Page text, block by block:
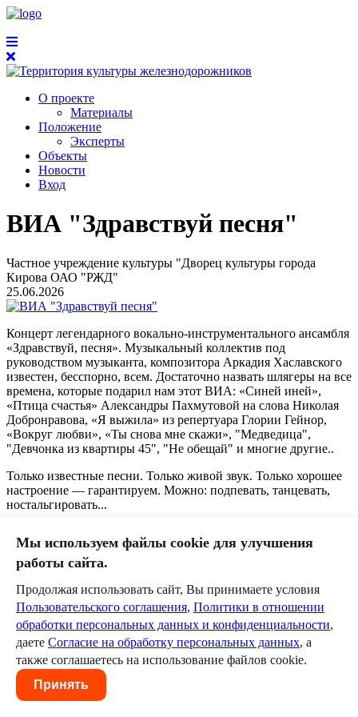
О проекте
Материалы
Положение
Эксперты
Объекты
Новости
Вход
ВИА "Здравствуй песня"
Частное учреждение культуры "Дворец культуры города
Кирова ОАО "РЖД"
25.06.2026
Концерт легендарного вокально-инструментального ансамбля
«Здравствуй, песня». Музыкальный коллектив под
руководством музыканта, композитора Аркадия Хаславского
известен, бесспорно, всем. Достаточно назвать шлягеры на все
времена, которые подарил нам этот ВИА: «Синей иней»,
«Птица счастья» Александры Пахмутовой на слова Николая
Добронравова, «Я выжила» из репертуара Глории Гейнор,
«Вокруг любви», «Ты снова мне скажи», "Медведица",
"Девчонка из квартиры 45", "Не обещай" и многие другие..
Только известные песни. Только живой звук. Только хорошее
настроение — гарантируем. Можно: подпевать, танцевать,
ностальгировать...
Оставить комментарий
Пожалуйста, авторизуйтесь, чтобы комментировать.
Пользовательское соглашение Политика в отношении
обработки персональных данных
Согласие на обработку
персональных данных
Мы используем файлы cookie для улучшения
работы сайта.
Продолжая использовать сайт, Вы принимаете условия
Пользовательского соглашения, Политики в отношении
обработки персональных данных и конфиденциальности,
даете Согласие на обработку персональных данных, а
также соглашаетесь на использование файлов cookie.
Принять